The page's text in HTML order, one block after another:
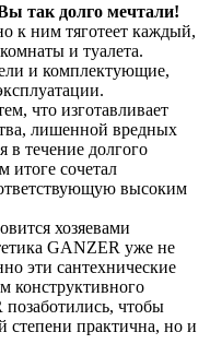
так долго мечтали!
к ним тяготеет каждый,
и туалета.
и комплектующие,
что изготавливает
лишенной вредных
в течение долгого
итоге сочетал
высоким
хозяевами
GANZER уже не
эти сантехнические
конструктивного
чтобы
степени практична, но и